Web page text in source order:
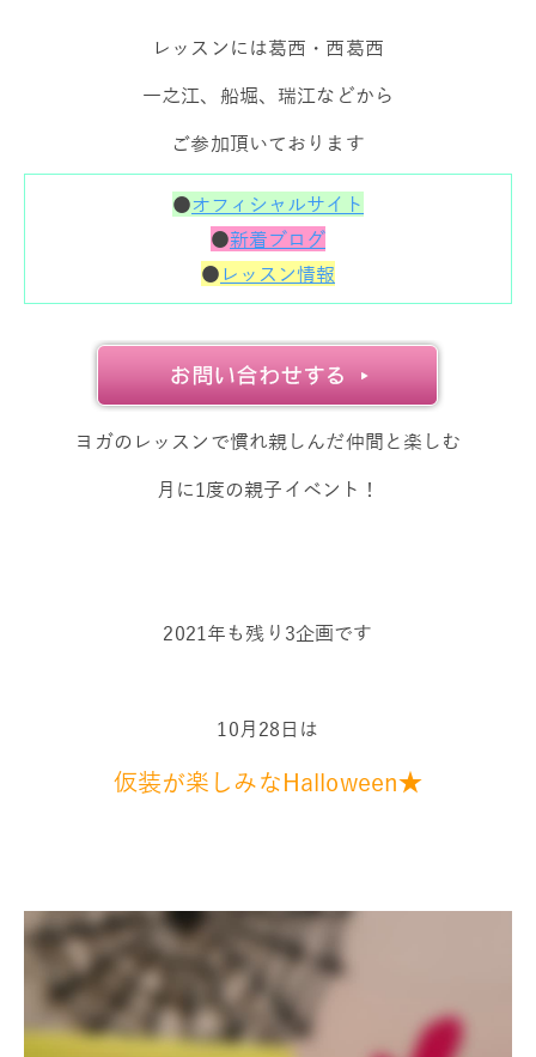
レッスンには葛西・西葛西
一之江、船堀、瑞江などから
ご参加頂いております
●オフィシャルサイト
●新着ブログ
●レッスン情報
ヨガのレッスンで慣れ親しんだ仲間と楽しむ
月に1度の親子イベント！
2021年も残り3企画です
10月28日は
仮装が楽しみなHalloween★